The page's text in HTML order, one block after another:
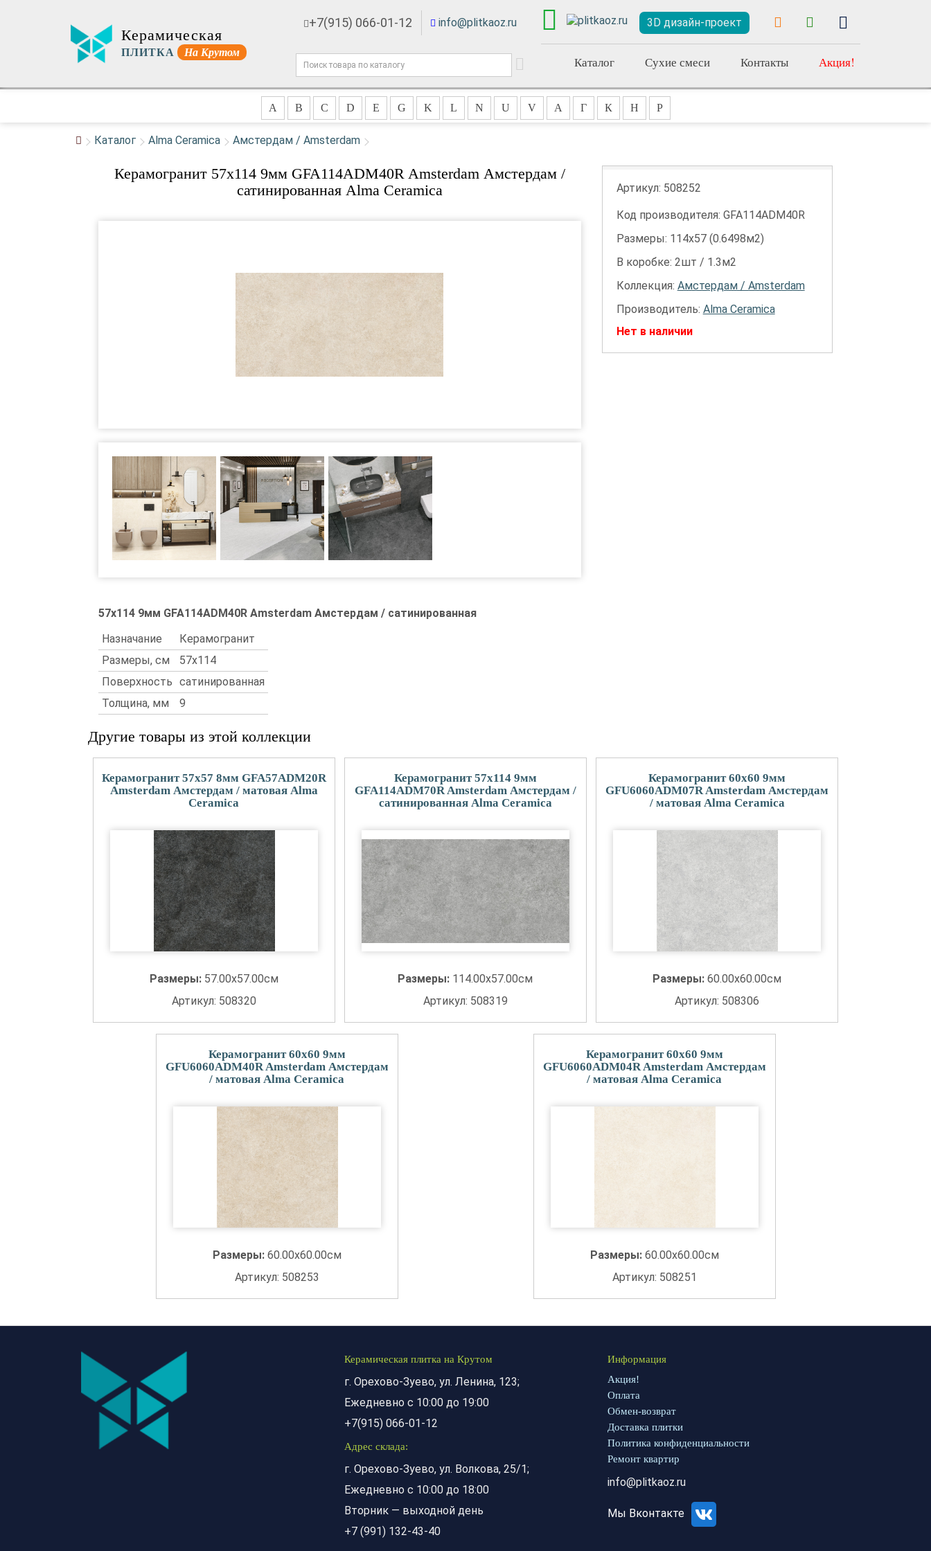
Керамическая
ПЛИТКА На Крутом
+7(915) 066-01-12 info@plitkaoz.ru 3D дизайн-проект
Каталог Сухие смеси Контакты Акция!
A B C D E G K L N U V А Г К Н Р
Каталог Alma Ceramica Амстердам / Amsterdam
Керамогранит 57x114 9мм GFA114ADM40R Amsterdam Амстердам /
сатинированная Alma Ceramica
57x114 9мм GFA114ADM40R Amsterdam Амстердам / сатинированная
Назначание
Керамогранит
Размеры, см
57x114
Поверхность сатинированная
Толщина, мм
9
Артикул: 508252
Код производителя: GFA114ADM40R
Размеры: 114х57 (0.6498м2)
В коробке: 2шт / 1.3м2
Коллекция: Амстердам / Amsterdam
Производитель: Alma Ceramica
Нет в наличии
Другие товары из этой коллекции
Керамогранит 57x57 8мм GFA57ADM20R
Amsterdam Амстердам / матовая Alma
Ceramica
Размеры: 57.00x57.00см
Артикул: 508320
Керамогранит 57x114 9мм
GFA114ADM70R Amsterdam Амстердам /
сатинированная Alma Ceramica
Размеры: 114.00x57.00см
Артикул: 508319
Керамогранит 60x60 9мм
GFU6060ADM07R Amsterdam Амстердам
/ матовая Alma Ceramica
Размеры:60.00x60.00см
Артикул: 508306
Керамогранит 60x60 9мм
GFU6060ADM40R Amsterdam Амстердам
/ матовая Alma Ceramica
Размеры: 60.00x60.00см
Артикул: 508253
Керамогранит 60x60 9мм
GFU6060ADM04R Amsterdam Амстердам
/ матовая Alma Ceramica
Размеры: 60.00x60.00см
Артикул: 508251
Керамическая плитка на Крутом
г. Орехово-Зуево, ул. Ленина, 123;
Ежедневно с 10:00 до 19:00
+7(915) 066-01-12
Адрес склада:
г. Орехово-Зуево, ул. Волкова, 25/1;
Ежедневно с 10:00 до 18:00
Вторник — выходной день
+7 (991) 132-43-40
Информация
Акция!
Оплата
Обмен-возврат
Доставка плитки
Политика конфиденциальности
Ремонт квартир
info@plitkaoz.ru
Мы Вконтакте